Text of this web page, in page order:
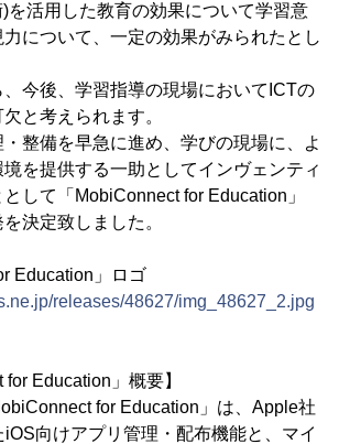
)を活用した教育の効果について学習意
について、一定の効果がみられたとし
今後、学習指導の現場においてICTの
と考えられます。
整備を早急に進め、学びの現場に、よ
を提供する一助としてインヴェンティ
して「MobiConnect for Education」
決定致しました。
Education」ロゴ
releases/48627/img_48627_2.jpg
for Education」概要】
for Education」は、Apple社
向けアプリ管理・配布機能と、マイ